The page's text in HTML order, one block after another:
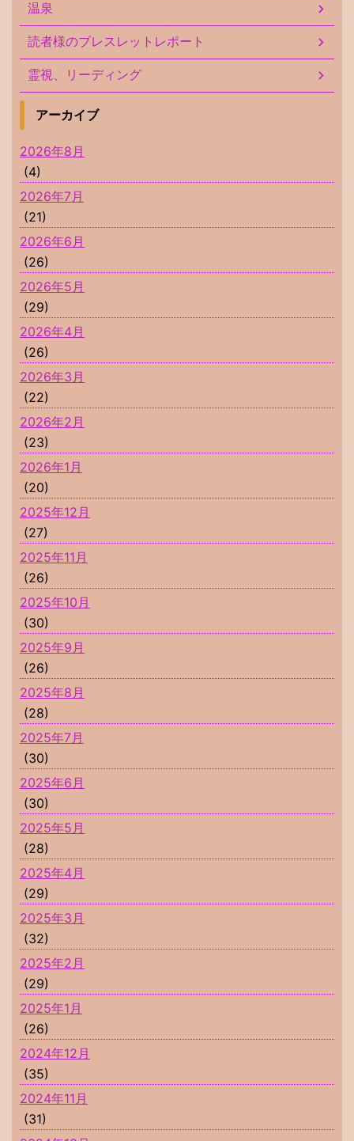
温泉
読者様のブレスレットレポート
霊視、リーディング
アーカイブ
2026年8月
(4)
2026年7月
(21)
2026年6月
(26)
2026年5月
(29)
2026年4月
(26)
2026年3月
(22)
2026年2月
(23)
2026年1月
(20)
2025年12月
(27)
2025年11月
(26)
2025年10月
(30)
2025年9月
(26)
2025年8月
(28)
2025年7月
(30)
2025年6月
(30)
2025年5月
(28)
2025年4月
(29)
2025年3月
(32)
2025年2月
(29)
2025年1月
(26)
2024年12月
(35)
2024年11月
(31)